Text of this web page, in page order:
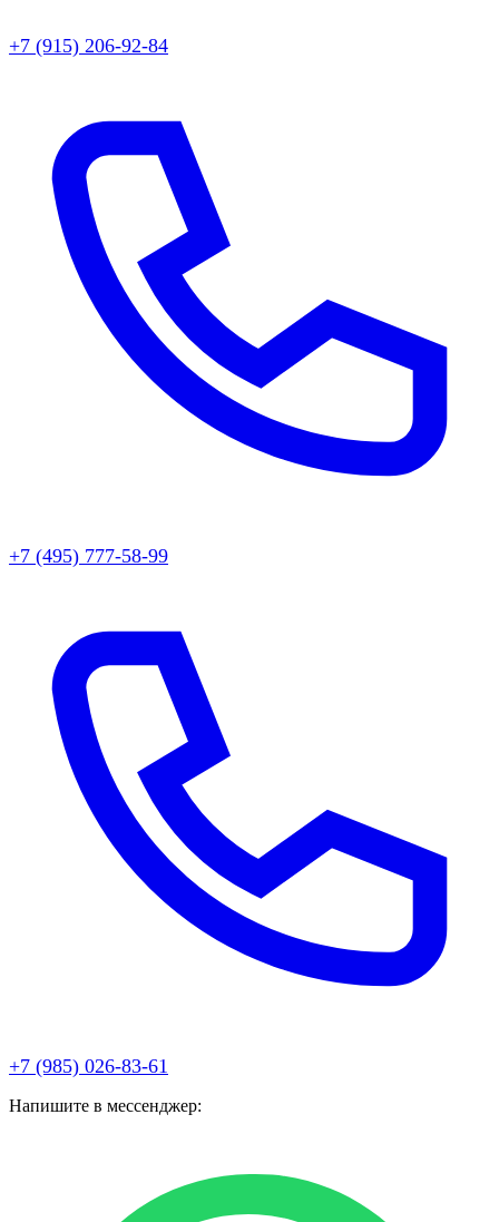
+7 (915) 206-92-84
+7 (495) 777-58-99
+7 (985) 026-83-61
Напишите в мессенджер: